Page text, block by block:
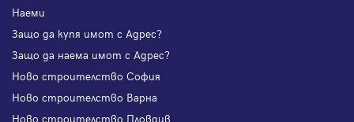
Наеми
Защо да купя имот с Адрес?
Защо да наема имот с Адрес?
Ново строителство София
Ново строителство Варна
Ново строителство Пловдив